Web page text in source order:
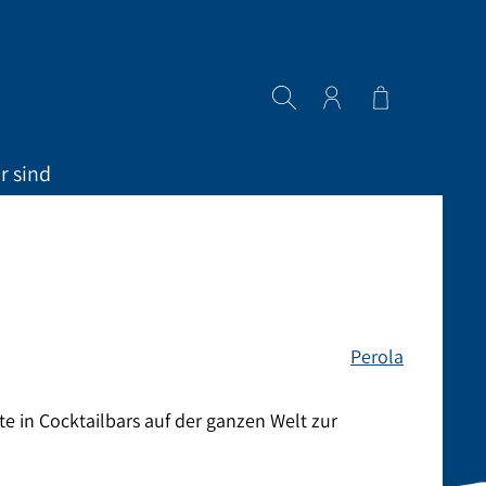
Warenkorb
sind
Perola
in Cocktailbars auf der ganzen Welt zur